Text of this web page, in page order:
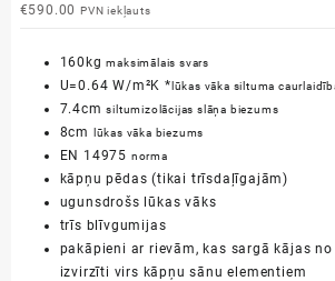
€590.00 PVN iekļauts
160kgmaksimālais svars
U=0.64 W/m²K * lūkas vāka siltuma
7.4cmsiltumizolācijas slāņa biezums
8cm lūkas vāka biezums
EN 14975 norma
kāpņu pēdas (tikai trīsdaļīgajām)
ugunsdrošs lūkas vāks
trīs blīvgumijas
pakāpieni ar rievām, kas sargā kājas
izvirzīti virs kāpņu sānu elementiem